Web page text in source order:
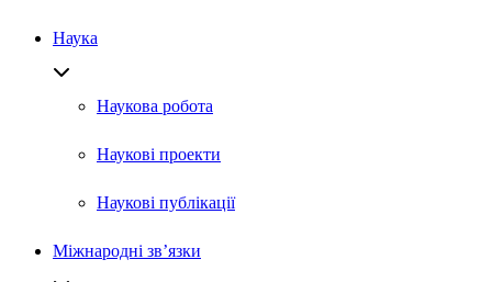
Наука
Наукова робота
Наукові проекти
Наукові публікації
Міжнародні зв’язки